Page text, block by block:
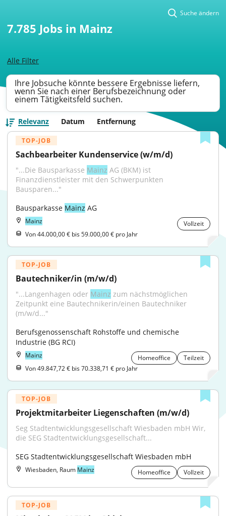
Alle Filter
Suche ändern
7.785 Jobs in Mainz
Ihre Jobsuche könnte bessere Ergebnisse liefern,
wenn Sie nach einer Berufsbezeichnung oder
einem Tätigkeitsfeld suchen.
Relevanz Datum Entfernung
TOP-JOB
Sachbearbeiter Kundenservice (w/m/d)
"...Die Bausparkasse Mainz AG (BKM) ist
Finanzdienstleister mit den Schwerpunkten
Bausparen..."
Bausparkasse Mainz AG
Mainz
Vollzeit
Von 44.000,00 € bis 59.000,00 € pro Jahr
TOP-JOB
Bautechniker/in (m/w/d)
"...Langenhagen oder Mainz zum nächstmöglichen
Zeitpunkt eine Bautechnikerin/einen Bautechniker
(m/w/d..."
Berufsgenossenschaft Rohstoffe und chemische
Industrie (BG RCI)
Mainz Homeoffice
Teilzeit
Von 49.847,72 € bis 70.338,71 € pro Jahr
TOP-JOB
Projektmitarbeiter Liegenschaften (m/w/d)
Seg Stadtentwicklungsgesellschaft Wiesbaden mbH Wir,
die SEG Stadtentwicklungsgesellschaft...
SEG Stadtentwicklungsgesellschaft Wiesbaden mbH
Wiesbaden, Raum Mainz Homeoffice Vollzeit
TOP-JOB